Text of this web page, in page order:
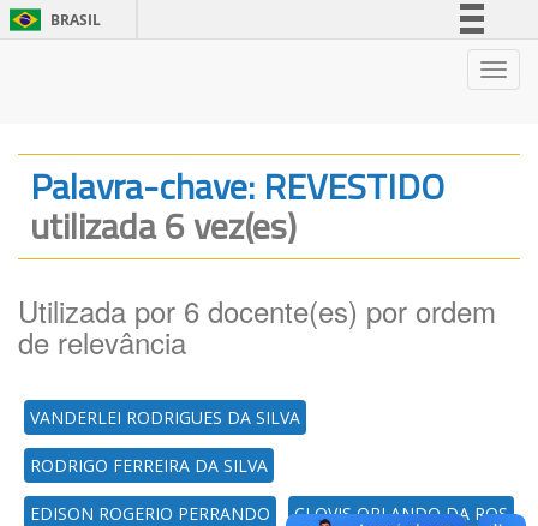
BRASIL
Legislação
Palavra-chave: REVESTIDO
utilizada 6 vez(es)
Utilizada por 6 docente(es) por ordem
de relevância
VANDERLEI RODRIGUES DA SILVA
RODRIGO FERREIRA DA SILVA
EDISON ROGERIO PERRANDO CLOVIS ORLANDO DA ROS